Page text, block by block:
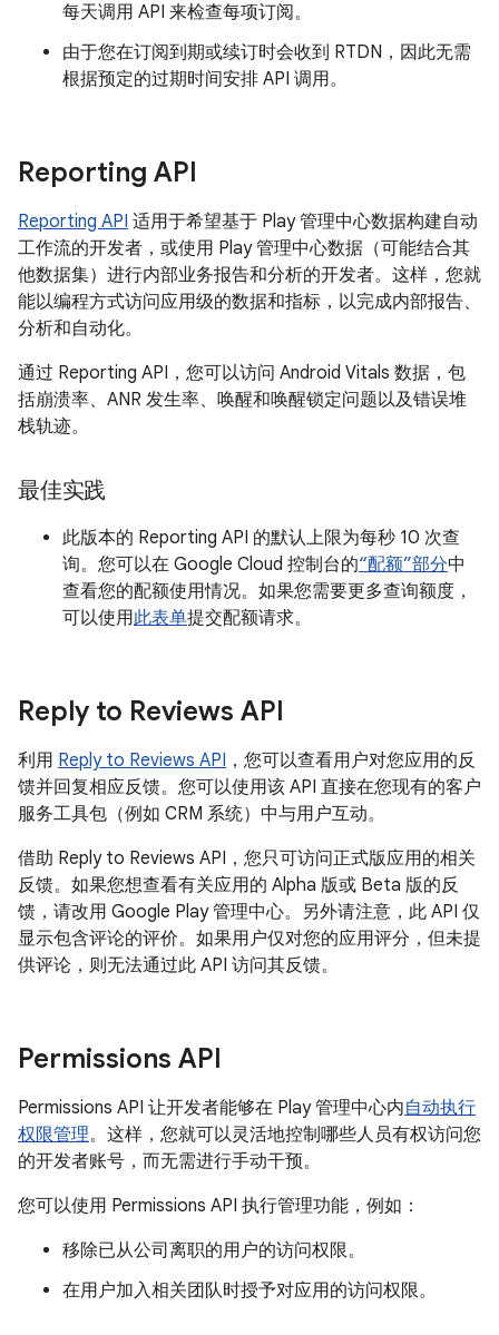
每天调用 API 来检查每项订阅。
由于您在订阅到期或续订时会收到 RTDN，因此无需
根据预定的过期时间安排 API 调用。
Reporting API
Reporting API 适用于希望基于 Play 管理中心数据构建自动
工作流的开发者，或使用 Play 管理中心数据（可能结合其
他数据集）进行内部业务报告和分析的开发者。这样，您就
能以编程方式访问应用级的数据和指标，以完成内部报告、
分析和自动化。
通过 Reporting API，您可以访问 Android Vitals 数据，包
括崩溃率、ANR 发生率、唤醒和唤醒锁定问题以及错误堆
栈轨迹。
最佳实践
此版本的 Reporting API 的默认上限为每秒 10 次查
询。您可以在 Google Cloud 控制台的“配额”部分中
查看您的配额使用情况。如果您需要更多查询额度，
可以使用此表单提交配额请求。
Reply to Reviews API
利用 Reply to Reviews API ，您可以查看用户对您应用的反
馈并回复相应反馈。您可以使用该 API 直接在您现有的客户
服务工具包（例如 CRM 系统）中与用户互动。
借助 Reply to Reviews API，您只可访问正式版应用的相关
反馈。如果您想查看有关应用的 Alpha 版或 Beta 版的反
馈，请改用 Google Play 管理中心。另外请注意，此 API 仅
显示包含评论的评价。如果用户仅对您的应用评分，但未提
供评论，则无法通过此 API 访问其反馈。
Permissions API
Permissions API 让开发者能够在 Play 管理中心内自动执行
权限管理。这样，您就可以灵活地控制哪些人员有权访问您
的开发者账号，而无需进行手动干预。
您可以使用 Permissions API 执行管理功能，例如：
移除已从公司离职的用户的访问权限。
在用户加入相关团队时授予对应用的访问权限。